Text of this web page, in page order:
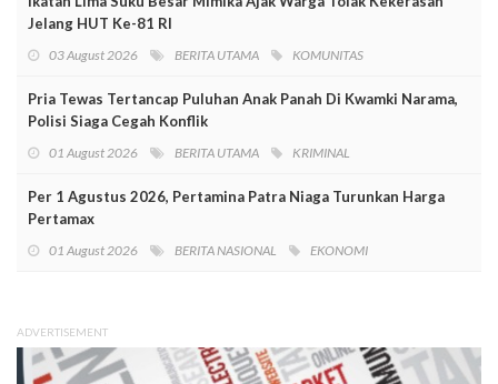
Jelang HUT Ke-81 RI
03 August 2026 BERITA UTAMA KOMUNITAS
Pria Tewas Tertancap Puluhan Anak Panah Di Kwamki Narama,
Polisi Siaga Cegah Konflik
01 August 2026 BERITA UTAMA KRIMINAL
Per 1 Agustus 2026, Pertamina Patra Niaga Turunkan Harga
Pertamax
01 August 2026 BERITA NASIONAL EKONOMI
ADVERTISEMENT